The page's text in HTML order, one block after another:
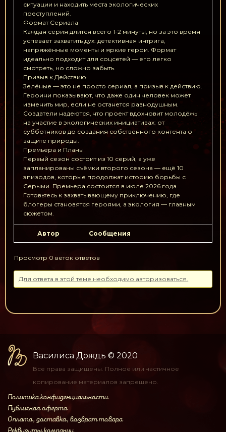
ситуации и находить места экологических
преступлений.
Формат Сериала
Каждая серия длится всего 1-2 минуты, но за это время
успевает захватить дух: детективная интрига,
напряжённые моменты и яркие герои. Формат
идеально подходит для соцсетей — его легко
смотреть, но сложно забыть.
Призыв к Действию
Зелёные — это не просто сериал, а призыв к действию.
Героини показывают, что даже один человек может
изменить мир, если не останется равнодушным.
Создатели надеются, что проект вдохновит молодёжь
на участие в экологических инициативах: от
субботников до создания собственного контента о
защите природы.
Премьера и Планы
Первый сезон состоит из 10 серий, а уже
запланированы съёмки второго сезона — ещё 10
эпизодов, которые продолжат историю борьбы с
Серыми. Премьера состоится в июле 2026 года.
Готовьтесь к захватывающему приключению, где
блогеры становятся героями, а экология — главным
сюжетом.
Автор Сообщения
Просмотр 0 веток ответов
Для ответа в этой теме необходимо авторизоваться.
Василиса Дождь © 2020
Все права защищены. Полное или частичное
копирование материалов запрещено.
Политика конфиденциальности
Публичная оферта
Оплата, доставка, возврат товара
Реквизиты компании